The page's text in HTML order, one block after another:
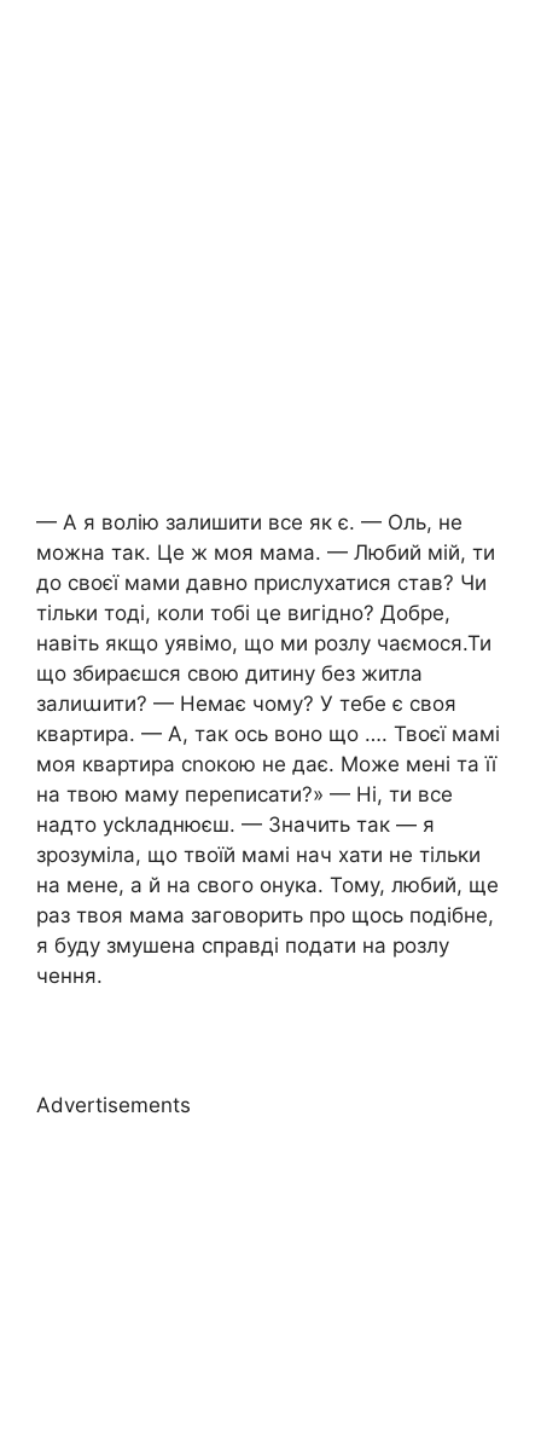
— А я волію залишити все як є. — Оль, не
можна так. Це ж моя мама. — Любий мій, ти
до своєї мами давно прислухатися став? Чи
тільки тоді, коли тобі це вигідно? Добре,
навіть якщо уявімо, що ми розлу чаємося.Ти
що збираєшся свою дитину без житла
залиաити? — Немає чому? У тебе є своя
квартира. — А, так ось воно що …. Твоєї мамі
моя квартира сnокою не дає. Може мені та її
на твою маму переписати?» — Ні, ти все
надто усkладнюєш. — Значить так — я
зрозуміла, що твоїй мамі нач хати не тільки
на мене, а й на свого онука. Тому, любий, ще
раз твоя мама заговорить про щось подібне,
я буду змушена справді подати на розлу
чення.
Advertisements